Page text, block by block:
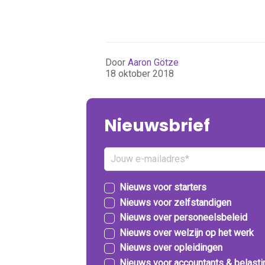
DoorAaron Götze
18 oktober 2018
Nieuwsbrief
Nieuws voor starters
Nieuws voor zelfstandigen
Nieuws over personeelsbeleid
Nieuws over welzijn op het werk
Nieuws over opleidingen